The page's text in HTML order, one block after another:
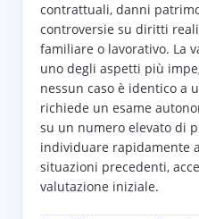
contrattuali, danni
controversie su diritti
familiare o lavorativo. La
uno degli aspetti più
nessun caso è identico a
richiede un esame
su un numero elevato di
individuare rapidamente
situazioni precedenti,
valutazione iniziale.